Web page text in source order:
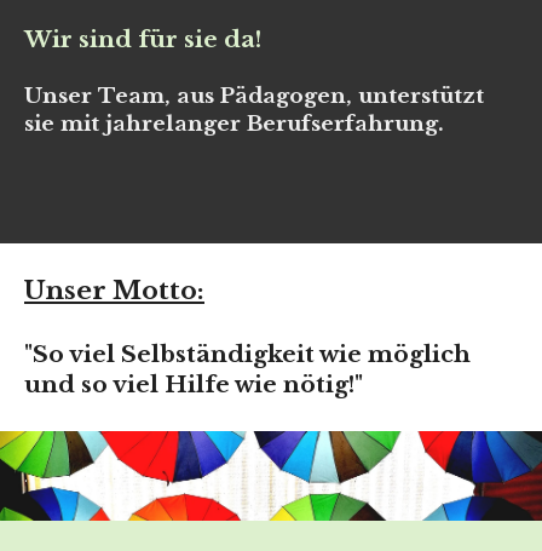
Wir sind für sie da!
Unser Team, aus Pädagogen, unterstützt
sie mit jahrelanger Berufserfahrung.
Unser Motto:
"So viel Selbständigkeit wie möglich
und so viel Hilfe wie nötig!"
.